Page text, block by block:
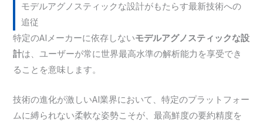
モデルアグノスティックな設計がもたらす最新技術への
追従
特定のAIメーカーに依存しないモデルアグノスティックな設
計は、ユーザーが常に世界最高水準の解析能力を享受でき
ることを意味します。
技術の進化が激しいAI業界において、特定のプラットフォー
ムに縛られない柔軟な姿勢こそが、最高鮮度の要約精度を